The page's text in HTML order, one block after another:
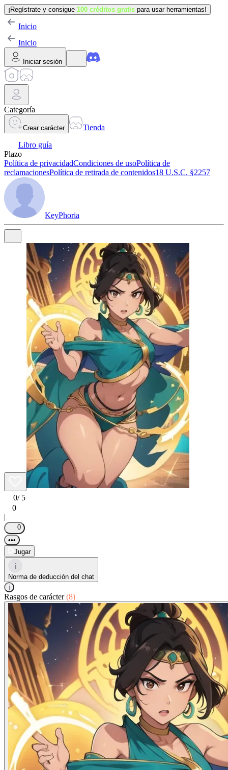
¡Regístrate y consigue 100 créditos gratis para usar herramientas!
Inicio
Inicio
Iniciar sesión
Categoría
Crear carácter
Tienda
Libro guía
Plazo
Política de privacidadCondiciones de usoPolítica de
reclamacionesPolítica de retirada de contenidos18 U.S.C. §2257
KeyPhoria
0/ 5
0
|
0
•••
Jugar
i
Norma de deducción del chat
i
Rasgos de carácter(8)